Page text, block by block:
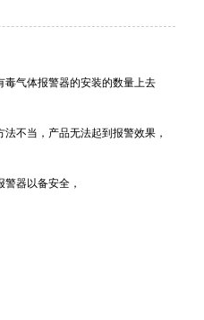
毒气体报警器的安装的数量上去
不当，产品无法起到报警效果，
器以备安全，